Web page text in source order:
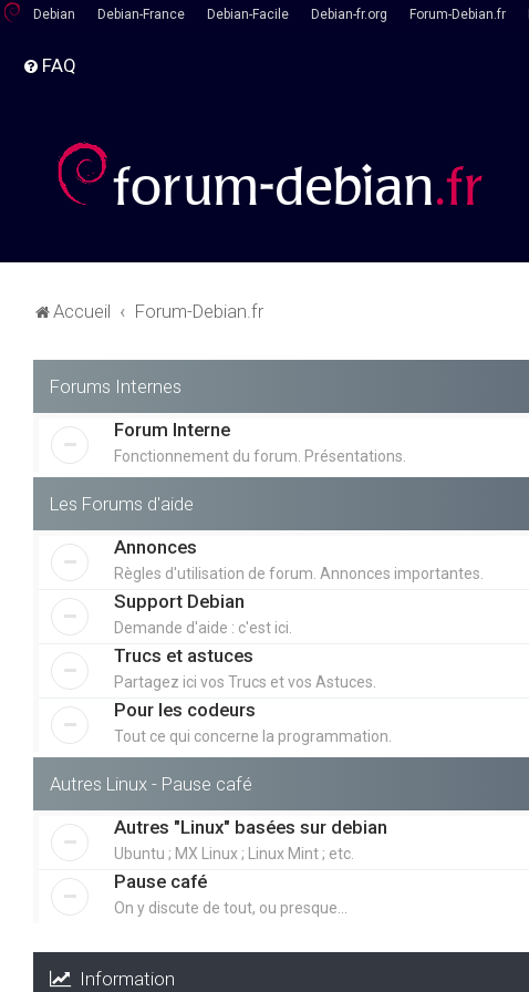
Debian Debian-France Debian-Facile Debian-fr.org Forum-Debian.fr
FAQ
Accueil Forum-Debian.fr
Forums Internes
Forum Interne
Fonctionnement du forum. Présentations.
Les Forums d'aide
Annonces
Règles d'utilisation de forum. Annonces importantes.
Support Debian
Demande d'aide : c'est ici.
Trucs et astuces
Partagez ici vos Trucs et vos Astuces.
Pour les codeurs
Tout ce qui concerne la programmation.
Autres Linux - Pause café
Autres "Linux" basées sur debian
Ubuntu ; MX Linux ; Linux Mint ; etc.
Pause café
On y discute de tout, ou presque...
Information